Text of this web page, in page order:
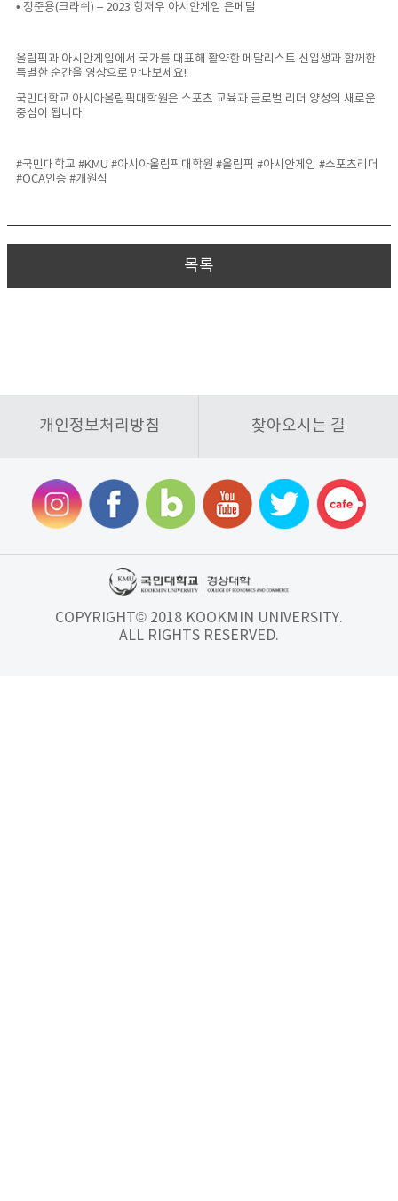
• 정준용(크라쉬) – 2023 항저우 아시안게임 은메달
올림픽과 아시안게임에서 국가를 대표해 활약한 메달리스트 신입생과 함께한
특별한 순간을 영상으로 만나보세요!
국민대학교 아시아올림픽대학원은 스포츠 교육과 글로벌 리더 양성의 새로운
중심이 됩니다.
#국민대학교 #KMU #아시아올림픽대학원 #올림픽 #아시안게임 #스포츠리더
#OCA인증 #개원식
목록
개인정보처리방침 찾아오시는 길
COPYRIGHT© 2018 KOOKMIN UNIVERSITY.
ALL RIGHTS RESERVED.